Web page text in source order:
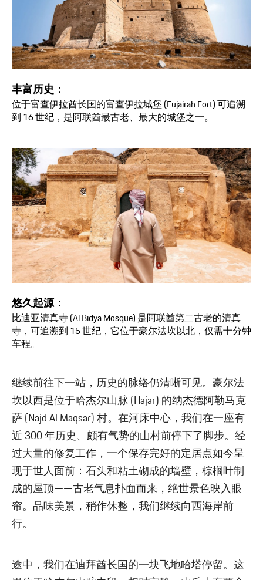
丰富历史：
位于富查伊拉酋长国的富查伊拉城堡 (Fujairah Fort) 可追溯
到 16 世纪，是阿联酋最古老、最大的城堡之一。
悠久起源：
比迪亚清真寺 (Al Bidya Mosque) 是阿联酋第二古老的清真
寺，可追溯到 15 世纪，它位于豪尔法坎以北，仅需十分钟
车程。
继续前往下一站，历史的脉络仍清晰可见。豪尔法
坎以西是位于哈杰尔山脉 (Hajar) 的纳杰德阿勒马克
萨 (Najd Al Maqsar) 村。在河床中心，我们在一座有
近 300 年历史、颇有气势的山村前停下了脚步。经
过大量的修复工作，一个保存完好的定居点如今呈
现于世人面前：石头和粘土砌成的墙壁，棕榈叶制
成的屋顶——古老气息扑面而来，绝世景色映入眼
帘。品味美景，稍作休整，我们继续向西海岸前
行。
途中，我们在迪拜酋长国的一块飞地哈塔停留。这